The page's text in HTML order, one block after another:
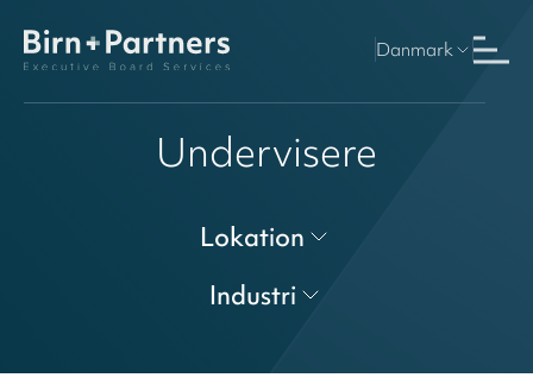
Danmark
Undervisere
Lokation
Industri